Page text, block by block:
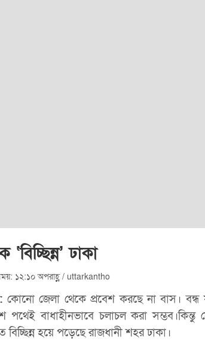
ঢাকা
১২:১০ অপরাহ্ণ / uttarkantho
কোনো জেলা থেকে প্রবেশ করছে না বাস। বন্ধ
বাধাহীনভাবে চলাচল করা সম্ভব।কিন্তু
বিচ্ছিন্ন হয়ে পড়েছে রাজধানী শহর ঢাকা।